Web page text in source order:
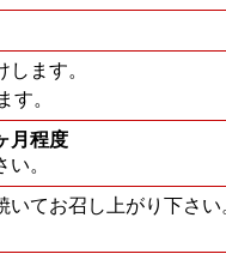
ます。
す。
月程度
。
いてお召し上がり下さい